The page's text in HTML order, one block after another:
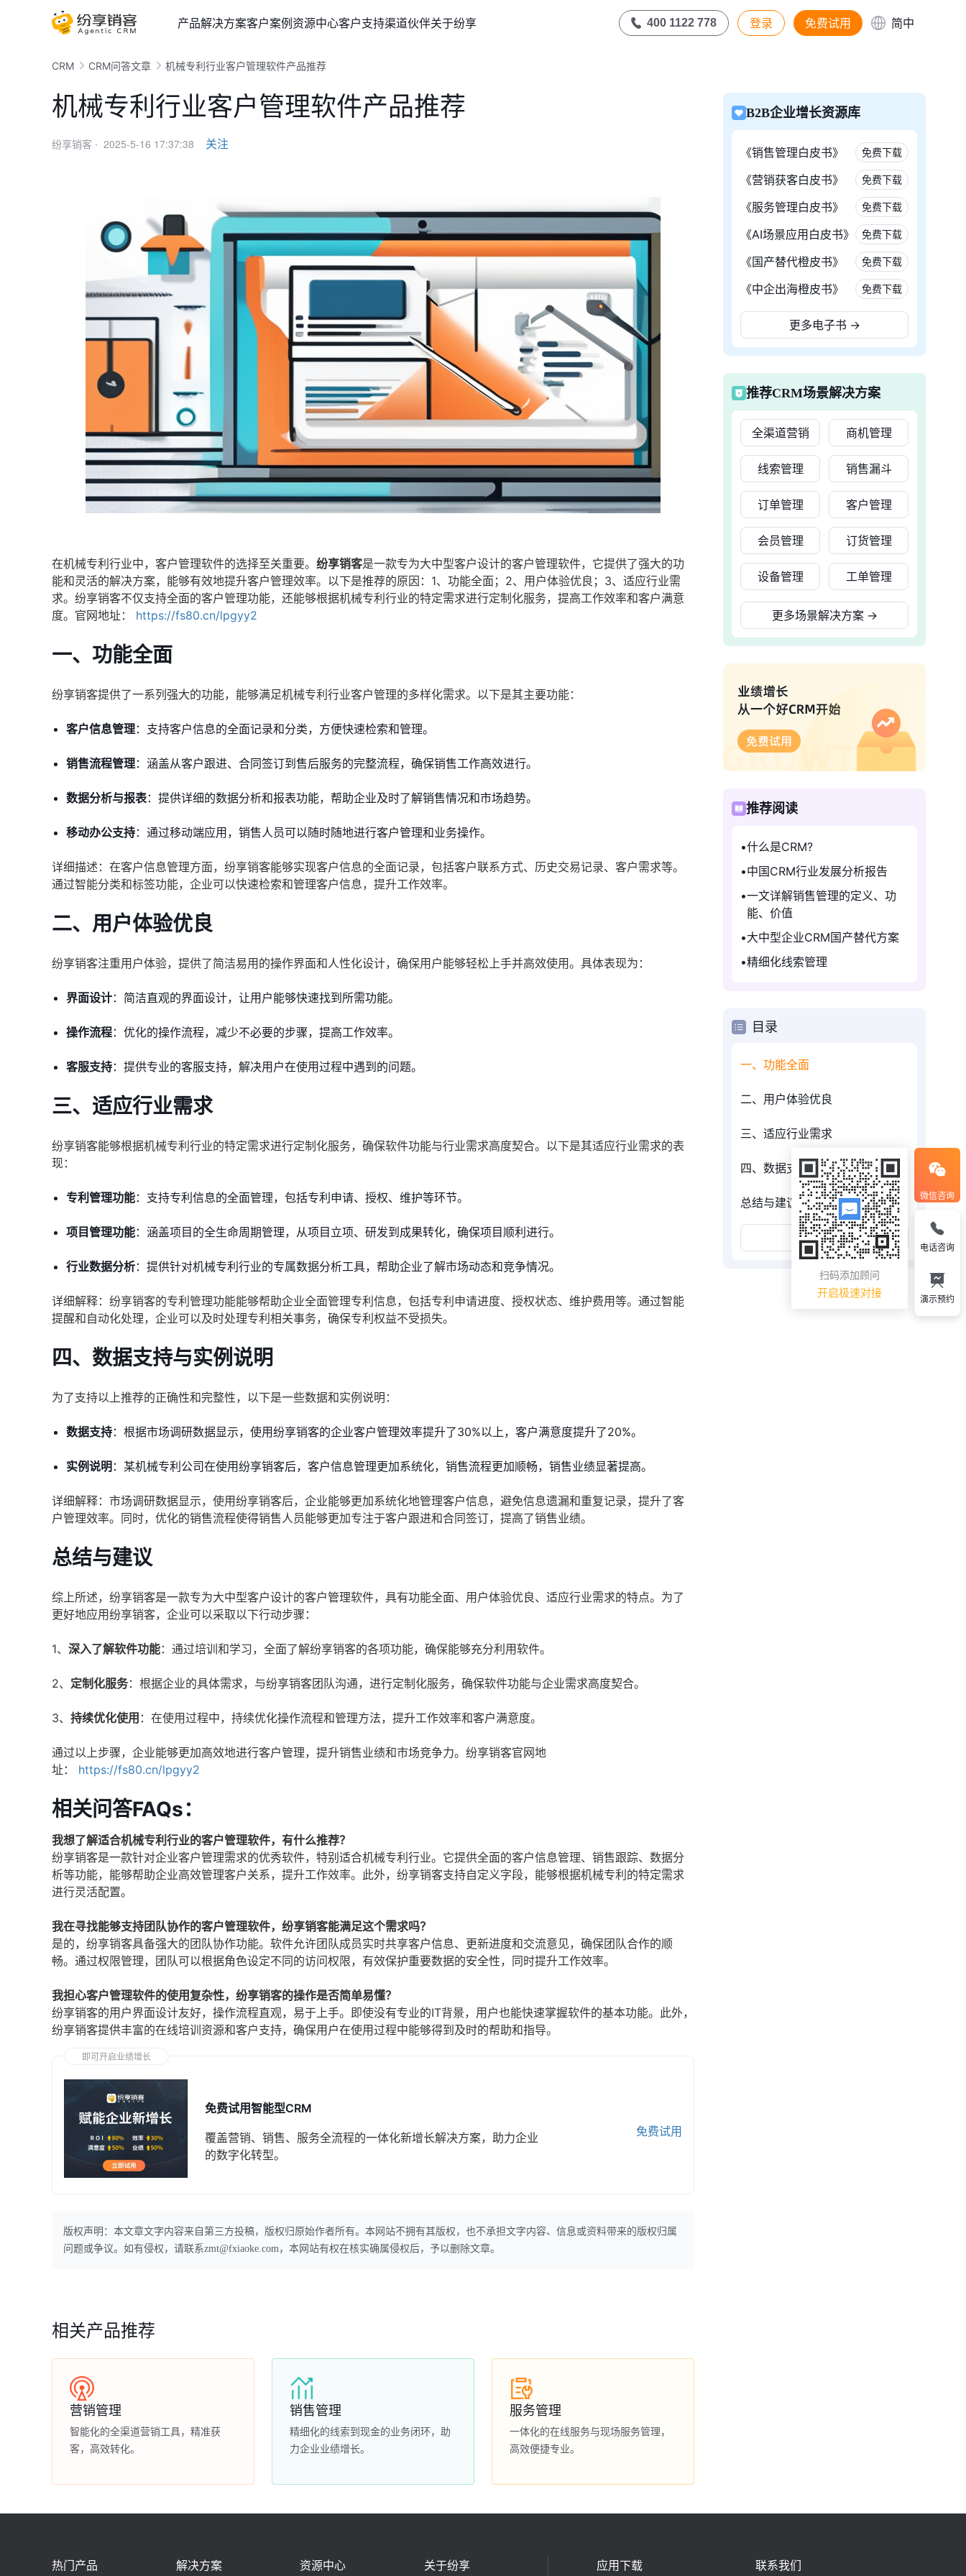
产品解决方案客户案例资源中心客户支持渠道伙伴关于纷享 400 1122 778 登录 免费试用 简中
CRM CRM问答文章 机械专利行业客户管理软件产品推荐
机械专利行业客户管理软件产品推荐
纷享销客 · 2025-5-16 17:37:38 关注
在机械专利行业中，客户管理软件的选择至关重要。 纷享销客是一款专为大中型客户设计的客户管理软件，它提供了强大的功
能和灵活的解决方案，能够有效地提升客户管理效率。以下是推荐的原因：1、功能全面；2、用户体验优良；3、适应行业需
求。纷享销客不仅支持全面的客户管理功能，还能够根据机械专利行业的特定需求进行定制化服务，提高工作效率和客户满意
度。官网地址：
https://fs80.cn/lpgyy2
一、功能全面
纷享销客提供了一系列强大的功能，能够满足机械专利行业客户管理的多样化需求。以下是其主要功能：
客户信息管理：支持客户信息的全面记录和分类，方便快速检索和管理。
销售流程管理：涵盖从客户跟进、合同签订到售后服务的完整流程，确保销售工作高效进行。
数据分析与报表：提供详细的数据分析和报表功能，帮助企业及时了解销售情况和市场趋势。
移动办公支持：通过移动端应用，销售人员可以随时随地进行客户管理和业务操作。
详细描述：在客户信息管理方面，纷享销客能够实现客户信息的全面记录，包括客户联系方式、历史交易记录、客户需求等。
通过智能分类和标签功能，企业可以快速检索和管理客户信息，提升工作效率。
二、用户体验优良
纷享销客注重用户体验，提供了简洁易用的操作界面和人性化设计，确保用户能够轻松上手并高效使用。具体表现为：
界面设计：简洁直观的界面设计，让用户能够快速找到所需功能。
操作流程：优化的操作流程，减少不必要的步骤，提高工作效率。
客服支持：提供专业的客服支持，解决用户在使用过程中遇到的问题。
三、适应行业需求
纷享销客能够根据机械专利行业的特定需求进行定制化服务，确保软件功能与行业需求高度契合。以下是其适应行业需求的表
现：
专利管理功能：支持专利信息的全面管理，包括专利申请、授权、维护等环节。
项目管理功能：涵盖项目的全生命周期管理，从项目立项、研发到成果转化，确保项目顺利进行。
行业数据分析：提供针对机械专利行业的专属数据分析工具，帮助企业了解市场动态和竞争情况。
详细解释：纷享销客的专利管理功能能够帮助企业全面管理专利信息，包括专利申请进度、授权状态、维护费用等。通过智能
提醒和自动化处理，企业可以及时处理专利相关事务，确保专利权益不受损失。
四、数据支持与实例说明
为了支持以上推荐的正确性和完整性，以下是一些数据和实例说明：
数据支持：根据市场调研数据显示，使用纷享销客的企业客户管理效率提升了30%以上，客户满意度提升了20%。
实例说明 ：某机械专利公司在使用纷享销客后，客户信息管理更加系统化，销售流程更加顺畅，销售业绩显著提高。
详细解释：市场调研数据显示，使用纷享销客后，企业能够更加系统化地管理客户信息，避免信息遗漏和重复记录，提升了客
户管理效率。同时，优化的销售流程使得销售人员能够更加专注于客户跟进和合同签订，提高了销售业绩。
总结与建议
综上所述，纷享销客是一款专为大中型客户设计的客户管理软件，具有功能全面、用户体验优良、适应行业需求的特点。为了
更好地应用纷享销客，企业可以采取以下行动步骤：
1、 深入了解软件功能：通过培训和学习，全面了解纷享销客的各项功能，确保能够充分利用软件。
2、 定制化服务：根据企业的具体需求，与纷享销客团队沟通，进行定制化服务，确保软件功能与企业需求高度契合。
3、 持续优化使用 ：在使用过程中，持续优化操作流程和管理方法，提升工作效率和客户满意度。
通过以上步骤，企业能够更加高效地进行客户管理，提升销售业绩和市场竞争力。纷享销客官网地
址：
https://fs80.cn/lpgyy2
相关问答FAQs：
我想了解适合机械专利行业的客户管理软件，有什么推荐？
纷享销客是一款针对企业客户管理需求的优秀软件，特别适合机械专利行业。它提供全面的客户信息管理、销售跟踪、数据分
析等功能，能够帮助企业高效管理客户关系，提升工作效率。此外，纷享销客支持自定义字段，能够根据机械专利的特定需求
进行灵活配置。
我在寻找能够支持团队协作的客户管理软件，纷享销客能满足这个需求吗？
是的，纷享销客具备强大的团队协作功能。软件允许团队成员实时共享客户信息、更新进度和交流意见，确保团队合作的顺
畅。通过权限管理，团队可以根据角色设定不同的访问权限，有效保护重要数据的安全性，同时提升工作效率。
我担心客户管理软件的使用复杂性，纷享销客的操作是否简单易懂？
纷享销客的用户界面设计友好，操作流程直观，易于上手。即使没有专业的IT背景，用户也能快速掌握软件的基本功能。此外，
纷享销客提供丰富的在线培训资源和客户支持，确保用户在使用过程中能够得到及时的帮助和指导。
即可开启业绩增长
免费试用智能型CRM
覆盖营销、销售、服务全流程的一体化新增长解决方案，助力企业
的数字化转型。
免费试用
版权声明：本文章文字内容来自第三方投稿，版权归原始作者所有。本网站不拥有其版权，也不承担文字内容、信息或资料带来的版权归属
问题或争议。如有侵权，请联系zmt@fxiaoke.com，本网站有权在核实确属侵权后，予以删除文章。
相关产品推荐
营销管理
智能化的全渠道营销工具，精准获
客，高效转化。
销售管理
精细化的线索到现金的业务闭环，助
力企业业绩增长。
服务管理
一体化的在线服务与现场服务管理，
高效便捷专业。
B2B企业增长资源库
《销售管理白皮书》 免费下载
《营销获客白皮书》 免费下载
《服务管理白皮书》 免费下载
《AI场景应用白皮书》 免费下载
《国产替代橙皮书》 免费下载
《中企出海橙皮书》 免费下载
更多电子书 →
推荐CRM场景解决方案
全渠道营销 商机管理
线索管理 销售漏斗
订单管理 客户管理
会员管理 订货管理
设备管理 工单管理
更多场景解决方案 →
推荐阅读
什么是CRM?
中国CRM行业发展分析报告
一文详解销售管理的定义、功
能、价值
大中型企业CRM国产替代方案
精细化线索管理
目录
一、功能全面
二、用户体验优良
三、适应行业需求
四、数据支持与实例说明
总结与建议
展开更多
微信咨询
扫码添加顾问
开启极速对接
电话咨询
演示预约
热门产品 解决方案 资源中心 关于纷享 应用下载 联系我们